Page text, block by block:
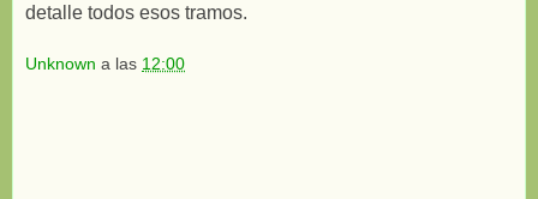
detalle todos esos tramos.
Unknown a las 12:00